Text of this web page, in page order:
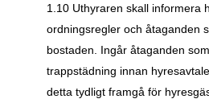
1.10 Uthyraren skall informera
ordningsregler och åtaganden
bostaden. Ingår åtaganden
trappstädning innan
detta tydligt framgå för